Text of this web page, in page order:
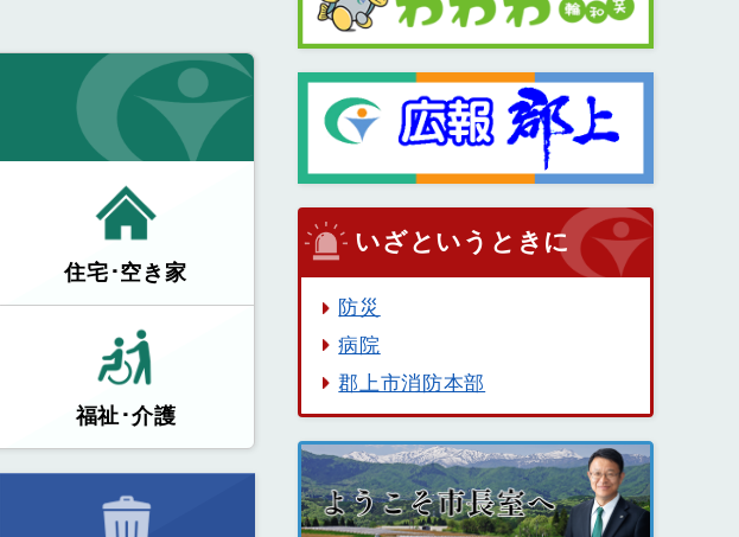
住宅･空き家
福祉･介護
いざというときに
防災
病院
郡上市消防本部